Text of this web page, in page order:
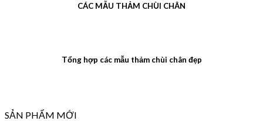
CÁC MẪU THẢM CHÙI CHÂN
Tổng hợp các mẫu thảm chùi chân đẹp
SẢN PHẨM MỚI